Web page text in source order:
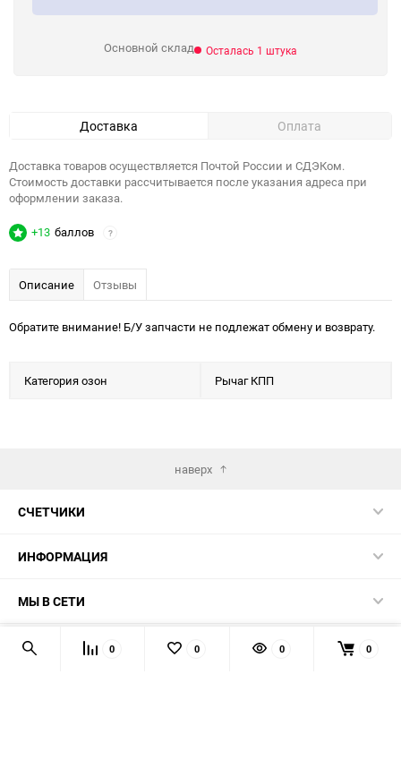
Основной склад Осталась 1 штука
Доставка Оплата
Доставка товаров осуществляется Почтой России и СДЭКом.
Стоимость доставки рассчитывается после указания адреса при
оформлении заказа.
+13 баллов ?
Описание Отзывы
Обратите внимание! Б/У запчасти не подлежат обмену и возврату.
Категория озон Рычаг КПП
наверх
СЧЕТЧИКИ
ИНФОРМАЦИЯ
МЫ В СЕТИ
КОНТАКТЫ 0 0 0 0